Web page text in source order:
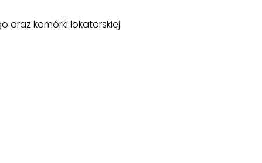
oraz komórki lokatorskiej.